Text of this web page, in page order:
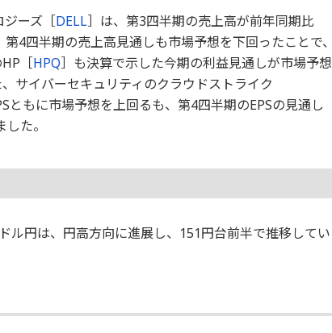
ーズ［DELL］は、第3四半期の売上高が前年同期比
4四半期の売上高見通しも市場予想を下回ったことで、
［HPQ］も決算で示した今期の利益見通しが市場予想
サイバーセキュリティのクラウドストライク
ともに市場予想を上回るも、第4四半期のEPSの見通し
た。
ル円は、円高方向に進展し、151円台前半で推移してい